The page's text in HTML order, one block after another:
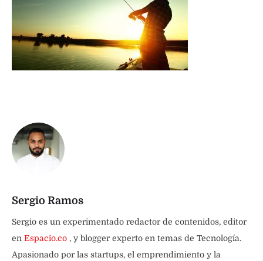
Sergio Ramos
Sergio es un experimentado redactor de contenidos, editor
en Espacio.co , y blogger experto en temas de Tecnología.
Apasionado por las startups, el emprendimiento y la